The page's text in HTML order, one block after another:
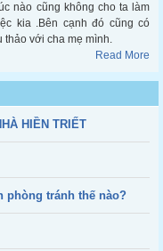
nào cũng không cho ta làm
kia .Bên cạnh đó cũng có
thảo với cha mẹ mình.
Read More
HIỀN TRIẾT
phòng tránh thế nào?